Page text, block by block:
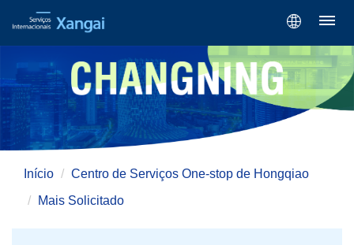
Início
Centro de Serviços One-stop de Hongqiao
Mais Solicitado